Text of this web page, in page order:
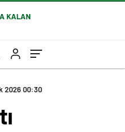
KALAN
2026 00:30